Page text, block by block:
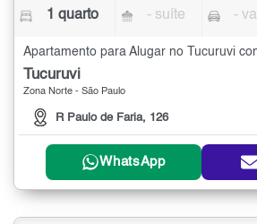
1 quarto - suíte -
Apartamento para Alugar no Tucuruvi
Tucuruvi
Zona Norte - São Paulo
R Paulo de Faria, 126
WhatsApp